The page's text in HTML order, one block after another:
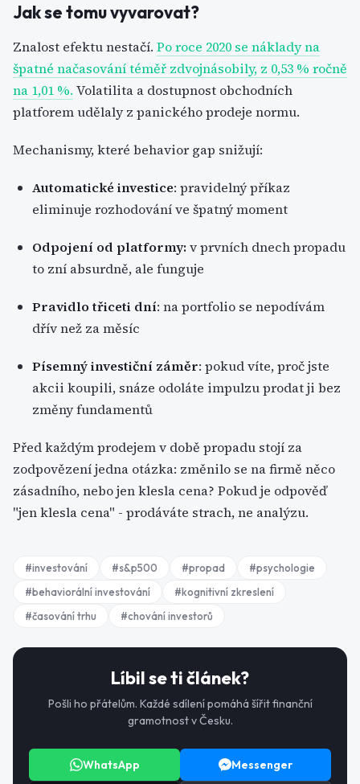
Jak se tomu vyvarovat?
Znalost efektu nestačí. Po roce 2020 se náklady na
špatné načasování téměř zdvojnásobily, z 0,53 % ročně
na 1,01 %. Volatilita a dostupnost obchodních
platforem udělaly z panického prodeje normu.
Mechanismy, které behavior gap snižují:
Automatické investice: pravidelný příkaz
eliminuje rozhodování ve špatný moment
Odpojení od platformy: v prvních dnech propadu
to zní absurdně, ale funguje
Pravidlo třiceti dní: na portfolio se nepodívám
dřív než za měsíc
Písemný investiční záměr: pokud víte, proč jste
akcii koupili, snáze odoláte impulzu prodat ji bez
změny fundamentů
Před každým prodejem v době propadu stojí za
zodpovězení jedna otázka: změnilo se na firmě něco
zásadního, nebo jen klesla cena? Pokud je odpověď
"jen klesla cena" - prodáváte strach, ne analýzu.
#investování #s&p500 #propad #psychologie
#behaviorální investování #kognitivní zkreslení
#časování trhu #chování investorů
Líbil se ti článek?
Pošli ho přátelům. Každé sdílení pomáhá šířit finanční
gramotnost v Česku.
WhatsApp Messenger